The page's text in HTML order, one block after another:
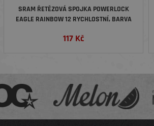
SRAM ŘETĚZOVÁ SPOJKA POWERLOCK
EAGLE RAINBOW 12 RYCHLOSTNÍ, BARVA
117 Kč